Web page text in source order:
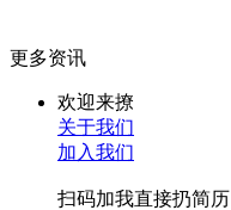
更多资讯
欢迎来撩
关于我们
加入我们
扫码加我直接扔简历